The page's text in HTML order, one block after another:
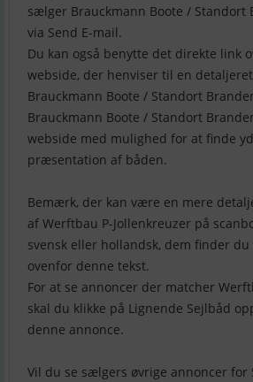
sælger Brauckmann Boote / Standort
via Send E-mail.
Du kan også benytte det direkte link
webside, der henviser til en
Brauckmann Boote / Standort
Brauckmann Boote / Standort
webside med mulighed for at finde
præsentation af båden.
Bemærk, der kan være en mere
af Werftbau P-Jollenkreuzer på
svensk eller hollandsk, dem finder du
ovenfor denne tekst.
For at se annoncer der matcher
skal du klikke på Lignende Sejlbåd
denne annonce.
Vil du se sælgers øvrige annoncer for